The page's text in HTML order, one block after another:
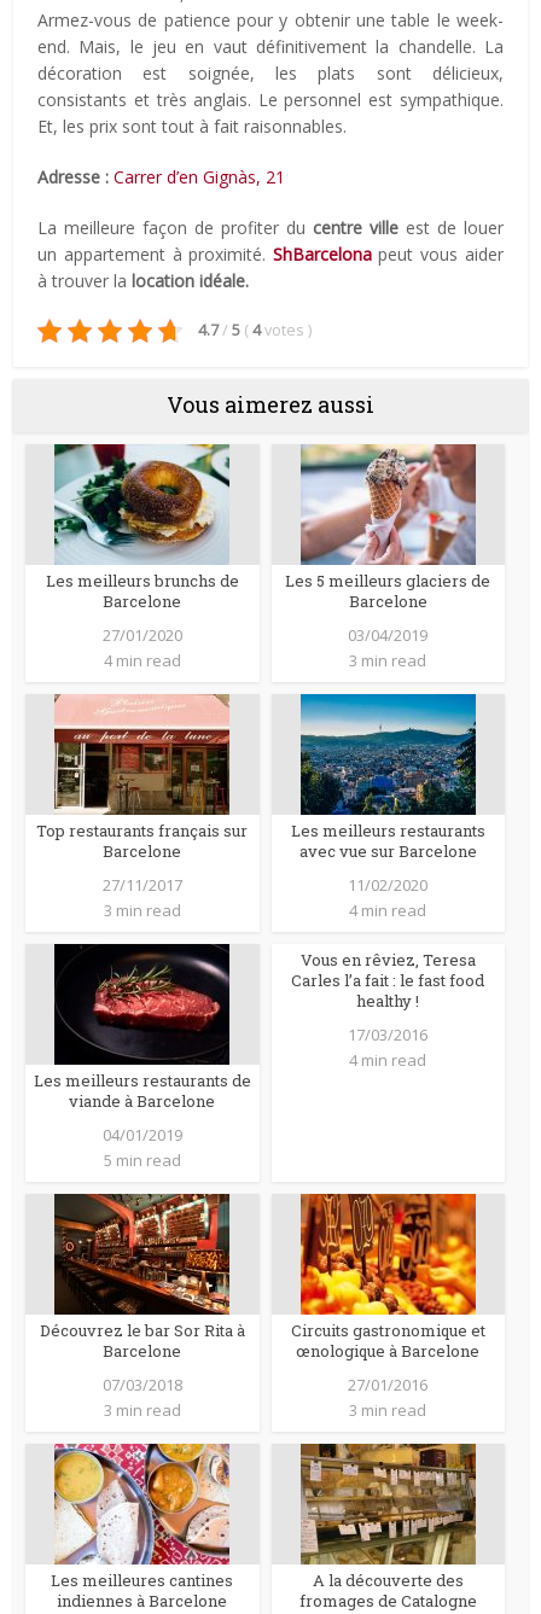
Armez-vous de patience pour y obtenir une table le week-
end. Mais, le jeu en vaut définitivement la chandelle. La
décoration est soignée, les plats sont délicieux,
consistants et très anglais. Le personnel est sympathique.
Et, les prix sont tout à fait raisonnables.
Adresse : Carrer d’en Gignàs, 21
La meilleure façon de profiter du centre villeest de louer
un appartement à proximité. ShBarcelonapeut vous aider
à trouver la location idéale.
4.7/ 5 (4votes )
Vous aimerez aussi
Les meilleurs brunchs de
Barcelone
27/01/2020
4 min read
Les 5 meilleurs glaciers de
Barcelone
03/04/2019
3 min read
Top restaurants français sur
Barcelone
27/11/2017
3 min read
Les meilleurs restaurants
avec vue sur Barcelone
11/02/2020
4 min read
Les meilleurs restaurants de
viande à Barcelone
04/01/2019
5 min read
Vous en rêviez, Teresa
Carles l’a fait : le fast food
healthy !
17/03/2016
4 min read
Découvrez le bar Sor Rita à
Barcelone
07/03/2018
3 min read
Circuits gastronomique et
œnologique à Barcelone
27/01/2016
3 min read
Les meilleures cantines
indiennes à Barcelone
A la découverte des
fromages de Catalogne